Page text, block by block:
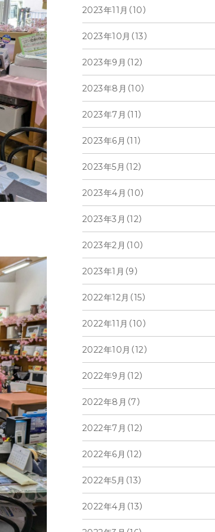
2023年11月（10）
2023年10月（13）
2023年9月（12）
2023年8月（10）
2023年7月（11）
2023年6月（11）
2023年5月（12）
2023年4月（10）
2023年3月（12）
2023年2月（10）
2023年1月（9）
2022年12月（15）
2022年11月（10）
2022年10月（12）
2022年9月（12）
2022年8月（7）
2022年7月（12）
2022年6月（12）
2022年5月（13）
2022年4月（13）